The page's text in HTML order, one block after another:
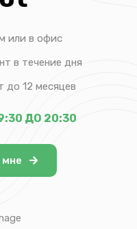
или в офис
в течение дня
до 12 месяцев
ДО 20:30
мне